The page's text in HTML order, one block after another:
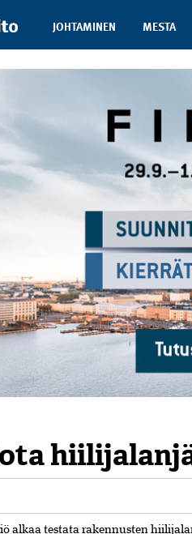
JOHTAMINEN MESTA
alkaa testata rakennusten